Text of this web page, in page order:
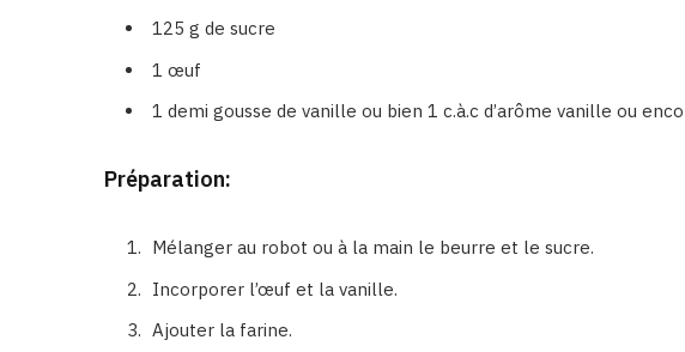
125 g de sucre
1 œuf
1 demi gousse de vanille ou bien 1 c.à.c d’arôme vanille ou
Préparation:
Mélanger au robot ou à la main le beurre et le sucre.
Incorporer l’œuf et la vanille.
Ajouter la farine.